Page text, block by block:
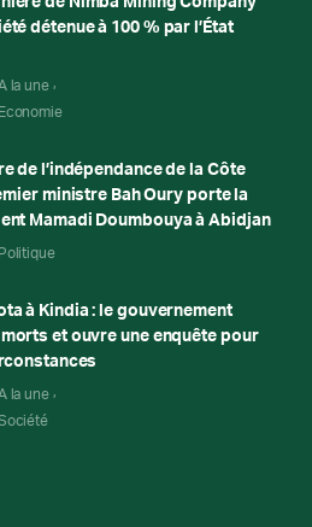
détenue à 100 % par l’État
la une
Economie
de l’indépendance de la Côte
ministre Bah Oury porte la
Mamadi Doumbouya à Abidjan
Politique
à Kindia : le gouvernement
et ouvre une enquête pour
la une